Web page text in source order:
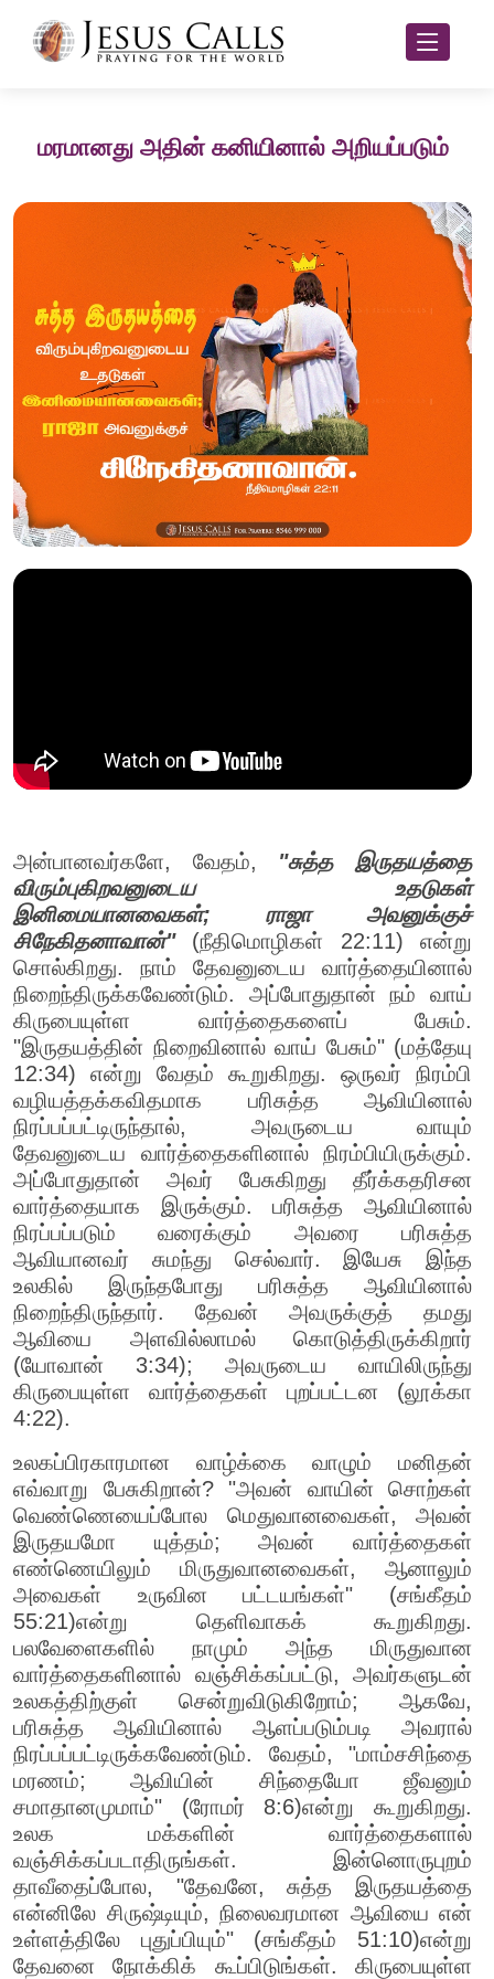
மரமானது அதின் கனியினால் அறியப்படும்
அன்பானவர்களே, வேதம், "சுத்த இருதயத்தை
விரும்புகிறவனுடைய உதடுகள்
இனிமையானவைகள்; ராஜா அவனுக்குச்
சிநேகிதனாவான்"(நீதிமொழிகள் 22:11) என்று
சொல்கிறது. நாம் தேவனுடைய வார்த்தையினால்
நிறைந்திருக்கவேண்டும். அப்போதுதான் நம் வாய்
கிருபையுள்ள வார்த்தைகளைப் பேசும்.
"இருதயத்தின் நிறைவினால் வாய் பேசும்" (மத்தேயு
12:34) என்று வேதம் கூறுகிறது. ஒருவர் நிரம்பி
வழியத்தக்கவிதமாக பரிசுத்த ஆவியினால்
நிரப்பப்பட்டிருந்தால், அவருடைய வாயும்
தேவனுடைய வார்த்தைகளினால் நிரம்பியிருக்கும்.
அப்போதுதான் அவர் பேசுகிறது தீர்க்கதரிசன
வார்த்தையாக இருக்கும். பரிசுத்த ஆவியினால்
நிரப்பப்படும் வரைக்கும் அவரை பரிசுத்த
ஆவியானவர் சுமந்து செல்வார். இயேசு இந்த
உலகில் இருந்தபோது பரிசுத்த ஆவியினால்
நிறைந்திருந்தார். தேவன் அவருக்குத் தமது
ஆவியை அளவில்லாமல் கொடுத்திருக்கிறார்
(யோவான் 3:34); அவருடைய வாயிலிருந்து
கிருபையுள்ள வார்த்தைகள் புறப்பட்டன (லூக்கா
4:22).
உலகப்பிரகாரமான வாழ்க்கை வாழும் மனிதன்
எவ்வாறு பேசுகிறான்? "அவன் வாயின் சொற்கள்
வெண்ணெயைப்போல மெதுவானவைகள், அவன்
இருதயமோ யுத்தம்; அவன் வார்த்தைகள்
எண்ணெயிலும் மிருதுவானவைகள், ஆனாலும்
அவைகள் உருவின பட்டயங்கள்" (சங்கீதம்
55:21)என்று தெளிவாகக் கூறுகிறது.
பலவேளைகளில் நாமும் அந்த மிருதுவான
வார்த்தைகளினால் வஞ்சிக்கப்பட்டு, அவர்களுடன்
உலகத்திற்குள் சென்றுவிடுகிறோம்; ஆகவே,
பரிசுத்த ஆவியினால் ஆளப்படும்படி அவரால்
நிரப்பப்பட்டிருக்கவேண்டும். வேதம், "மாம்சசிந்தை
மரணம்; ஆவியின் சிந்தையோ ஜீவனும்
சமாதானமுமாம்" (ரோமர் 8:6)என்று கூறுகிறது.
உலக மக்களின் வார்த்தைகளால்
வஞ்சிக்கப்படாதிருங்கள். இன்னொருபுறம்
தாவீதைப்போல, "தேவனே, சுத்த இருதயத்தை
என்னிலே சிருஷ்டியும், நிலைவரமான ஆவியை என்
உள்ளத்திலே புதுப்பியும்" (சங்கீதம் 51:10)என்று
தேவனை நோக்கிக் கூப்பிடுங்கள். கிருபையுள்ள